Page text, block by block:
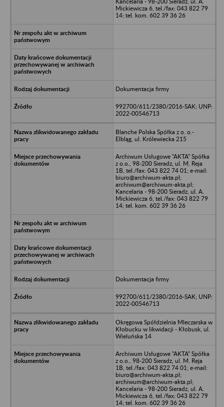
Mickiewicza 6, tel./fax: 043 822 79
14; tel. kom. 602 39 36 26
Dokumentacja firmy
992700/611/2380/2016-SAK; UNP:
2022-00546713
Blanche Polska Spółka z o. o.-
Elbląg, ul. Królewiecka 215
Archiwum Usługowe "AKTA" Spółka
z o.o., 98-200 Sieradz, ul. M. Reja
1B, tel./fax: 043 822 74 01; e-mail:
biuro@archiwum-akta.pl;
archiwum@archiwum-akta.pl;
Kancelaria - 98-200 Sieradz, ul. A.
Mickiewicza 6, tel./fax: 043 822 79
14; tel. kom. 602 39 36 26
Dokumentacja firmy
992700/611/2380/2016-SAK; UNP:
2022-00546713
Okręgowa Spółdzielnia Mleczarska w
Kłobucku w likwidacji - Kłobusk, ul.
Wieluńska 14
Archiwum Usługowe "AKTA" Spółka
z o.o., 98-200 Sieradz, ul. M. Reja
1B, tel./fax: 043 822 74 01; e-mail:
biuro@archiwum-akta.pl;
archiwum@archiwum-akta.pl;
Kancelaria - 98-200 Sieradz, ul. A.
Mickiewicza 6, tel./fax: 043 822 79
14; tel. kom. 602 39 36 26